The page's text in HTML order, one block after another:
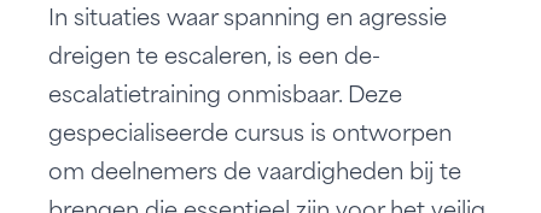
In situaties waar spanning en agressie
dreigen te escaleren, is een de-
escalatietraining onmisbaar. Deze
gespecialiseerde cursus is ontworpen
om deelnemers de vaardigheden bij te